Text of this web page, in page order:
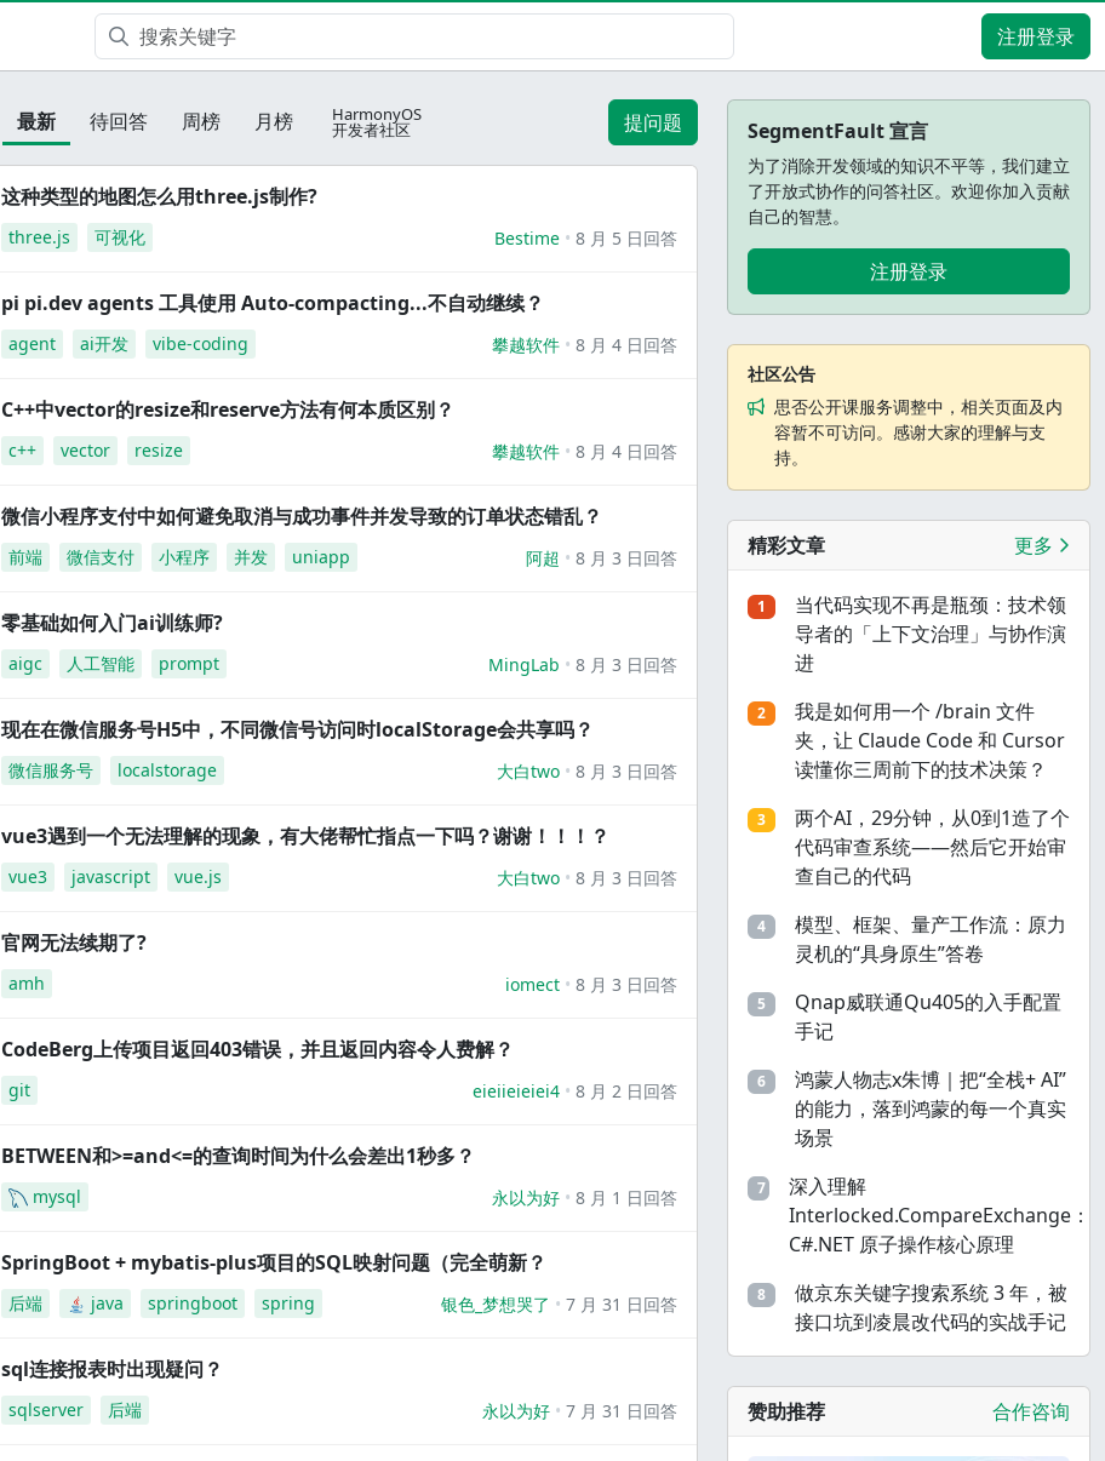
注册登录
最新 待回答 周榜 月榜 HarmonyOS
开发者社区 提问题
这种类型的地图怎么用three.js制作?
three.js 可视化 Bestime 8 月 5 日回答
pi pi.dev agents 工具使用 Auto-compacting...不自动继续？
agent ai开发 vibe-coding 攀越软件 8 月 4 日回答
C++中vector的resize和reserve方法有何本质区别？
c++ vector resize 攀越软件 8 月 4 日回答
微信小程序支付中如何避免取消与成功事件并发导致的订单状态错乱？
前端 微信支付 小程序 并发 uniapp 阿超 8 月 3 日回答
零基础如何入门ai训练师?
aigc 人工智能 prompt MingLab 8 月 3 日回答
现在在微信服务号H5中，不同微信号访问时localStorage会共享吗？
微信服务号 localstorage 大白two 8 月 3 日回答
vue3遇到一个无法理解的现象，有大佬帮忙指点一下吗？谢谢！！！？
vue3 javascript vue.js 大白two 8 月 3 日回答
官网无法续期了?
amh iomect 8 月 3 日回答
CodeBerg上传项目返回403错误，并且返回内容令人费解？
git eieiieieiei4 8 月 2 日回答
BETWEEN和>=and<=的查询时间为什么会差出1秒多？
mysql 永以为好 8 月 1 日回答
SpringBoot + mybatis-plus项目的SQL映射问题（完全萌新？
后端 java springboot spring 银色_梦想哭了 7 月 31 日回答
sql连接报表时出现疑问？
sqlserver 后端 永以为好 7 月 31 日回答
SegmentFault 宣言
为了消除开发领域的知识不平等，我们建立
了开放式协作的问答社区。欢迎你加入贡献
自己的智慧。
注册登录
社区公告
思否公开课服务调整中，相关页面及内
容暂不可访问。感谢大家的理解与支
持。
精彩文章 更多
1
当代码实现不再是瓶颈：技术领
导者的「上下文治理」与协作演
进
2
我是如何用一个 /brain 文件
夹，让 Claude Code 和 Cursor
读懂你三周前下的技术决策？
3
两个AI，29分钟，从0到1造了个
代码审查系统——然后它开始审
查自己的代码
4
模型、框架、量产工作流：原力
灵机的“具身原生”答卷
5
Qnap威联通Qu405的入手配置
手记
6
鸿蒙人物志x朱博｜把“全栈+ AI”
的能力，落到鸿蒙的每一个真实
场景
7
深入理解
Interlocked.CompareExchange：
C#.NET 原子操作核心原理
8
做京东关键字搜索系统 3 年，被
接口坑到凌晨改代码的实战手记
赞助推荐 合作咨询